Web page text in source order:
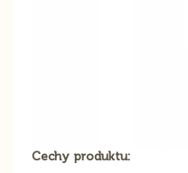
Cechy produktu: